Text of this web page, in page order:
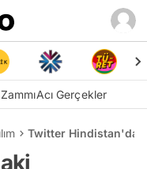
Acı Gerçekler
Twitter Hindistan'daki